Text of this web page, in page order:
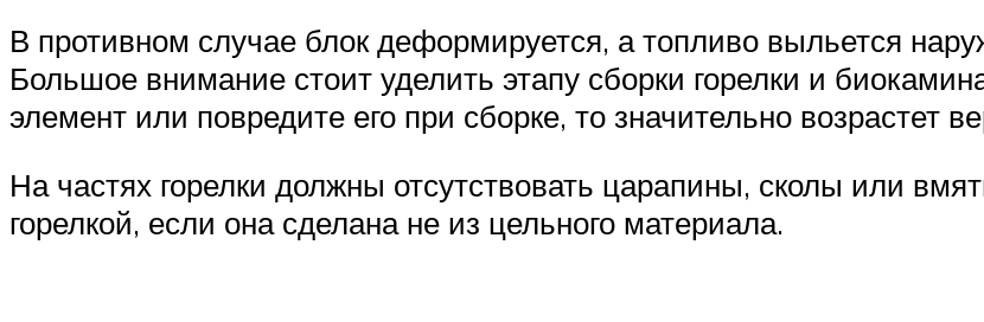
В противном случае блок деформируется, а топливо выльется
Большое внимание стоит уделить этапу сборки горелки и
элемент или повредите его при сборке, то значительно возрастет
На частях горелки должны отсутствовать царапины, сколы или
горелкой, если она сделана не из цельного материала.